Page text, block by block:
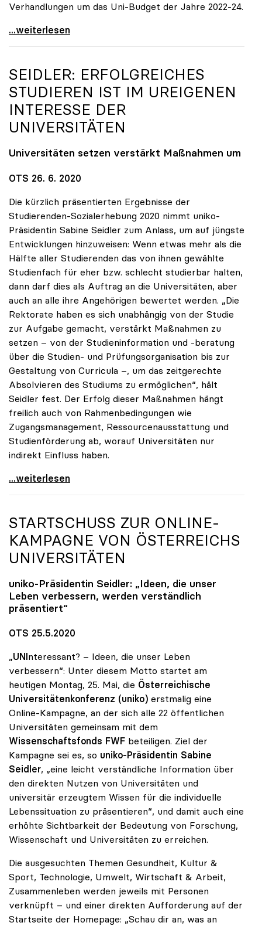
Verhandlungen um das Uni-Budget der Jahre 2022-24.
Unis: Ab Herbst „hybrid\", Budget „keine g'mahte
...weiterlesen
SEIDLER: ERFOLGREICHES
STUDIEREN IST IM UREIGENEN
INTERESSE DER
UNIVERSITÄTEN
Universitäten setzen verstärkt Maßnahmen um
OTS 26. 6. 2020
Die kürzlich präsentierten Ergebnisse der
Studierenden-Sozialerhebung 2020 nimmt uniko-
Präsidentin Sabine Seidler zum Anlass, um auf jüngste
Entwicklungen hinzuweisen: Wenn etwas mehr als die
Hälfte aller Studierenden das von ihnen gewählte
Studienfach für eher bzw. schlecht studierbar halten,
dann darf dies als Auftrag an die Universitäten, aber
auch an alle ihre Angehörigen bewertet werden. „Die
Rektorate haben es sich unabhängig von der Studie
zur Aufgabe gemacht, verstärkt Maßnahmen zu
setzen – von der Studieninformation und -beratung
über die Studien- und Prüfungsorganisation bis zur
Gestaltung von Curricula –, um das zeitgerechte
Absolvieren des Studiums zu ermöglichen“, hält
Seidler fest. Der Erfolg dieser Maßnahmen hängt
freilich auch von Rahmenbedingungen wie
Zugangsmanagement, Ressourcenausstattung und
Studienförderung ab, worauf Universitäten nur
indirekt Einfluss haben.
Seidler: Erfolgreiches Studieren ist im ureigenen
...weiterlesen
STARTSCHUSS ZUR ONLINE-
KAMPAGNE VON ÖSTERREICHS
UNIVERSITÄTEN
uniko-Präsidentin Seidler: „Ideen, die unser
Leben verbessern, werden verständlich
präsentiert“
OTS 25.5.2020
„UNInteressant? – Ideen, die unser Leben
verbessern“: Unter diesem Motto startet am
heutigen Montag, 25. Mai, die Österreichische
Universitätenkonferenz (uniko) erstmalig eine
Online-Kampagne, an der sich alle 22 öffentlichen
Universitäten gemeinsam mit dem
Wissenschaftsfonds FWF beteiligen. Ziel der
Kampagne sei es, so uniko-Präsidentin Sabine
Seidler, „eine leicht verständliche Information über
den direkten Nutzen von Universitäten und
universitär erzeugtem Wissen für die individuelle
Lebenssituation zu präsentieren“, und damit auch eine
erhöhte Sichtbarkeit der Bedeutung von Forschung,
Wissenschaft und Universitäten zu erreichen.
Die ausgesuchten Themen Gesundheit, Kultur &
Sport, Technologie, Umwelt, Wirtschaft & Arbeit,
Zusammenleben werden jeweils mit Personen
verknüpft – und einer direkten Aufforderung auf der
Startseite der Homepage: „Schau dir an, was an